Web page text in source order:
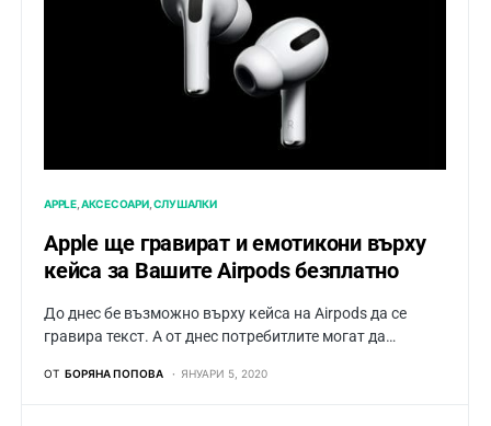
APPLE АКСЕСОАРИ СЛУШАЛКИ
Apple ще гравират и емотикони върху
кейса за Вашите Airpods безплатно
До днес бе възможно върху кейса на Airpods да се
гравира текст. А от днес потребитлите могат да…
ОТ БОРЯНА ПОПОВА ЯНУАРИ 5, 2020